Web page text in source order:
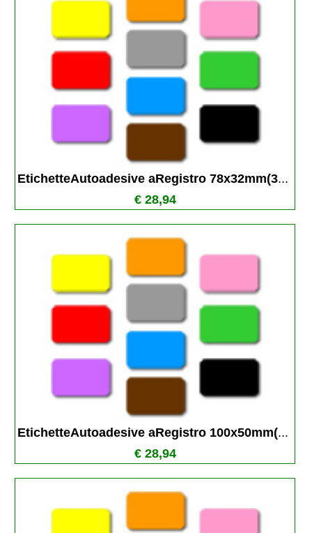
EtichetteAutoadesive aRegistro 78x32mm(3...
€ 28,94
EtichetteAutoadesive aRegistro 100x50mm(...
€ 28,94